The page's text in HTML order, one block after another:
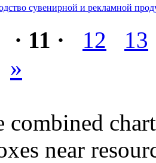
сувенирной и рекламной
· 11 · 12
13
»
combined
near